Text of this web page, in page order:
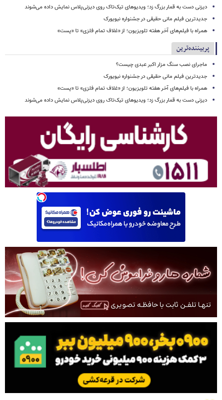
دیزنی دست به قمار بزرگ زد؛ ویدیوهای تیک‌تاک روی دیزنی‌پلاس نمایش داده می‌شوند
جدیدترین فیلم مانی حقیقی در جشنواره نیویورک
همراه با فیلم‌های آخر هفته تلویزیون؛ از «غلاف تمام فلزی» تا «پست»
پربیننده‌ترین
ماجرای نصب سنگ مزار اکبر عبدی چیست؟
جدیدترین فیلم مانی حقیقی در جشنواره نیویورک
همراه با فیلم‌های آخر هفته تلویزیون؛ از «غلاف تمام فلزی» تا «پست»
دیزنی دست به قمار بزرگ زد؛ ویدیوهای تیک‌تاک روی دیزنی‌پلاس نمایش داده می‌شوند